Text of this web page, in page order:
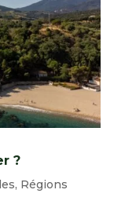
?
, Régions